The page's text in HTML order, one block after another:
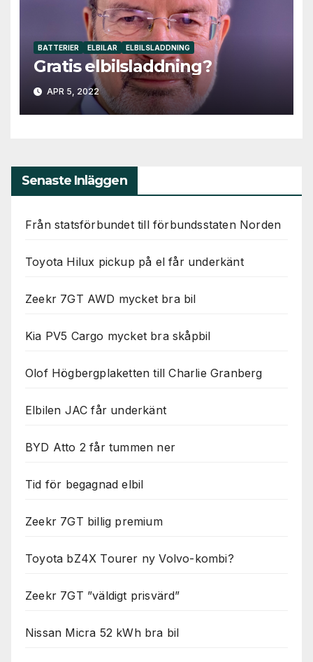
BATTERIER ELBILAR ELBILSLADDNING
Gratis elbilsladdning?
APR 5, 2022
Senaste Inläggen
Från statsförbundet till förbundsstaten Norden
Toyota Hilux pickup på el får underkänt
Zeekr 7GT AWD mycket bra bil
Kia PV5 Cargo mycket bra skåpbil
Olof Högbergplaketten till Charlie Granberg
Elbilen JAC får underkänt
BYD Atto 2 får tummen ner
Tid för begagnad elbil
Zeekr 7GT billig premium
Toyota bZ4X Tourer ny Volvo-kombi?
Zeekr 7GT ”väldigt prisvärd”
Nissan Micra 52 kWh bra bil